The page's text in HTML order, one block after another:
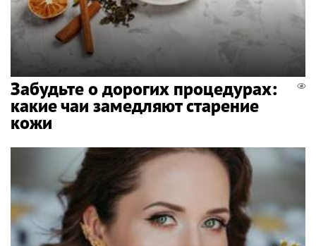
Забудьте о дорогих процедурах:
какие чаи замедляют старение
кожи